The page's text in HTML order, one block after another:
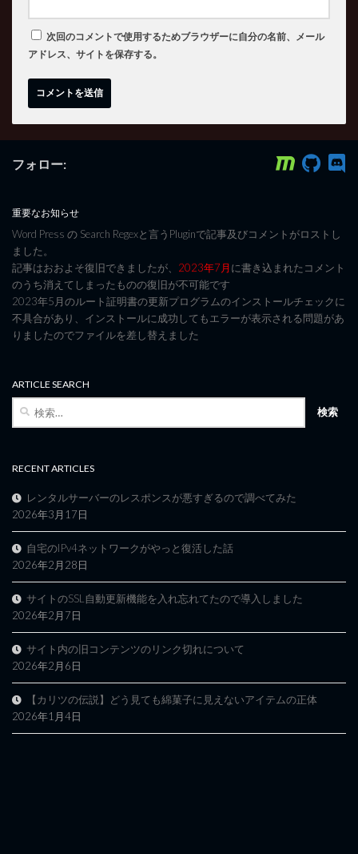
次回のコメントで使用するためブラウザーに自分の名前、メール
アドレス、サイトを保存する。
フォロー:
重要なお知らせ
Word Press の Search Regexと言うPluginで記事及びコメントがロストし
ました。
記事はおおよそ復旧できましたが、 2023年7月に書き込まれたコメント
のうち消えてしまったものの復旧が不可能です
2023年5月のルート証明書の更新プログラムのインストールチェックに
不具合があり、インストールに成功してもエラーが表示される問題があ
りましたのでファイルを差し替えました
ARTICLE SEARCH
RECENT ARTICLES
レンタルサーバーのレスポンスが悪すぎるので調べてみた
2026年3月17日
自宅のIPv4ネットワークがやっと復活した話
2026年2月28日
サイトのSSL自動更新機能を入れ忘れてたので導入しました
2026年2月7日
サイト内の旧コンテンツのリンク切れについて
2026年2月6日
【カリツの伝説】どう見ても綿菓子に見えないアイテムの正体
2026年1月4日